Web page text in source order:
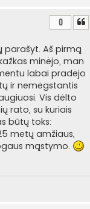
0
parašyt. Aš pirmą
minėjo, man
labai pradėjo
ir nemėgstantis
Vis dėlto
rato, su kuriais
būtų toks:
metų amžiaus,
mąstymo.